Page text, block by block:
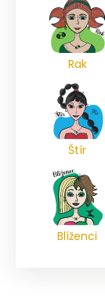
Rak
Štír
Blíženci